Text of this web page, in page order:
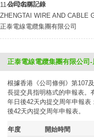
公司名稱記錄
11-04-2019
ZHENGTAI WIRE AND CABLE
正泰電線電纜集團有限公司
正泰電線電纜集團有限公司
根據香港《公司條例》第107
長提交具指明格式的申報表。
年日後42天內提交周年申報
後42天內提交周年申報表。
年度 開始時間